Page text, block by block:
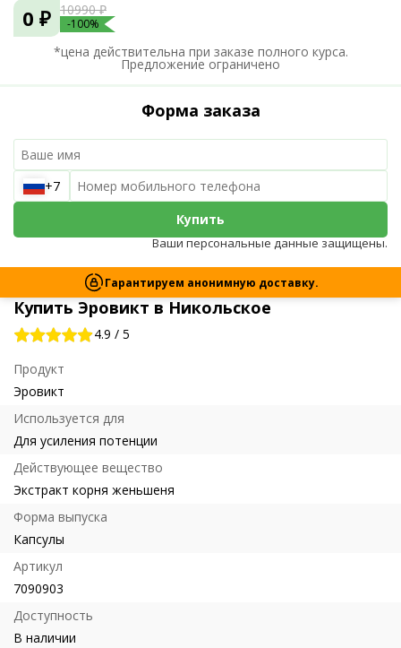
Купить Эровикт в Никольское
4.9 / 5
Продукт
Эровикт
Используется для
Для усиления потенции
Действующее вещество
Экстракт корня женьшеня
Форма выпуска
Капсулы
Артикул
7090903
Доступность
В наличии
0 ₽ 10990 ₽
-100%
*цена действительна при заказе полного курса.
Предложение ограничено
Форма заказа
+7
Купить
Ваши персональные данные защищены.
Гарантируем анонимную доставку.